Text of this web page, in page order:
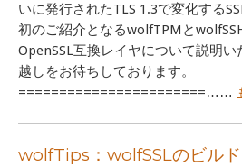
いに発行されたTLS 1.3で変化する
初のご紹介となるwolfTPMと
OpenSSL互換レイヤについて説明
越しをお待ちしております。
=======================……
wolfTips：wolfSSLのビル